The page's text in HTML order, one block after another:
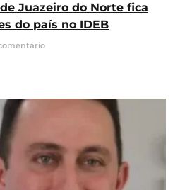
Juazeiro do Norte fica
do país no IDEB